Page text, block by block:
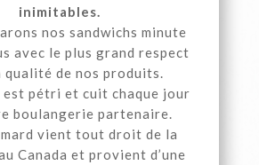
inimitables.
nos sandwichs minute
avec le plus grand respect
qualité de nos produits.
est pétri et cuit chaque jour
boulangerie partenaire.
vient tout droit de la
Canada et provient d’une